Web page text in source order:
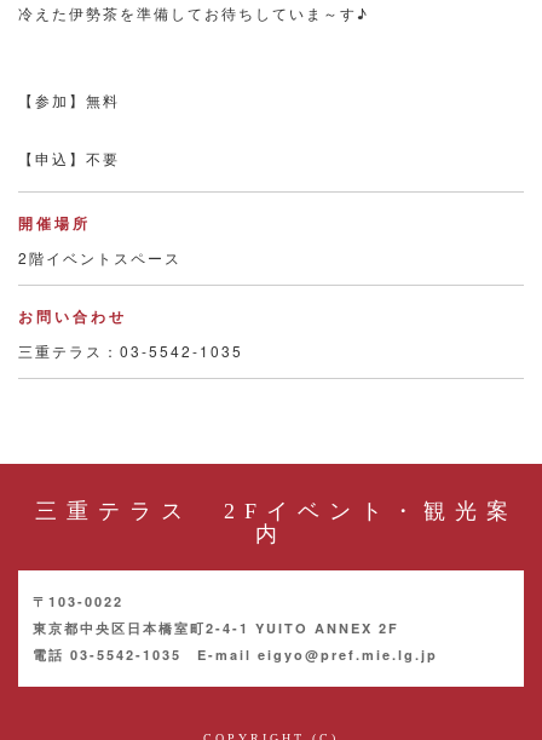
冷えた伊勢茶を準備してお待ちしていま～す♪
【参加】無料
【申込】不要
開催場所
2階イベントスペース
お問い合わせ
三重テラス：03-5542-1035
三重テラス 2Fイベント・観光案
内
〒103-0022
東京都中央区日本橋室町2-4-1 YUITO ANNEX 2F
電話 03-5542-1035 E-mail eigyo@pref.mie.lg.jp